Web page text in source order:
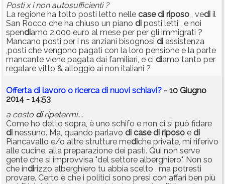
Posti x i non autosufficienti ?
La regione ha tolto posti letto nelle case di riposo , vedi il
San Rocco che ha chiuso un piano di posti letti , e noi
spendiamo 2.000 euro al mese per per gli immigrati ?
Mancano posti per i ns anziani bisognosi di assistenza
,posti che vengono pagati con la loro pensione e la parte
mancante viene pagata dai familiari, e ci diamo tanto per
regalare vitto & alloggio ai non italiani ?
Offerta di lavoro o ricerca di nuovi schiavi? - 10 Giugno
2014 - 14:53
a costo diripetermi....
Come ho detto sopra, è uno schifo e non ci si può fidare
di nessuno. Ma, quando parlavo di case di riposo e di
Piancavallo e/o altre strutture mediche private, mi riferivo
alle cucine, alla preparazione dei pasti. Qui non serve
gente che si improvvisa "del settore alberghiero". Non so
che indirizzo alberghiero tu abbia scelto , ma potresti
provare. Certo è che i politici sono presi con affari ben più